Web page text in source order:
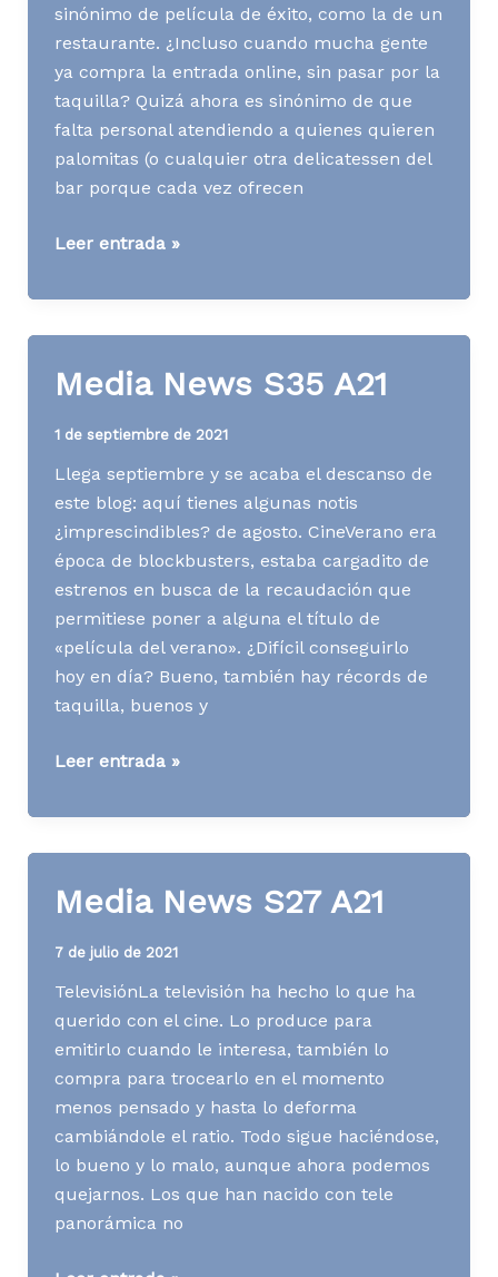
sinónimo de película de éxito, como la de un
restaurante. ¿Incluso cuando mucha gente
ya compra la entrada online, sin pasar por la
taquilla? Quizá ahora es sinónimo de que
falta personal atendiendo a quienes quieren
palomitas (o cualquier otra delicatessen del
bar porque cada vez ofrecen
Media
S06
Leer entrada »
Media News S35 A21
1 de septiembre de 2021
Llega septiembre y se acaba el descanso de
este blog: aquí tienes algunas notis
¿imprescindibles? de agosto. CineVerano era
época de blockbusters, estaba cargadito de
estrenos en busca de la recaudación que
permitiese poner a alguna el título de
«película del verano». ¿Difícil conseguirlo
hoy en día? Bueno, también hay récords de
taquilla, buenos y
Media
S35
Leer entrada »
Media News S27 A21
7 de julio de 2021
TelevisiónLa televisión ha hecho lo que ha
querido con el cine. Lo produce para
emitirlo cuando le interesa, también lo
compra para trocearlo en el momento
menos pensado y hasta lo deforma
cambiándole el ratio. Todo sigue haciéndose,
lo bueno y lo malo, aunque ahora podemos
quejarnos. Los que han nacido con tele
panorámica no